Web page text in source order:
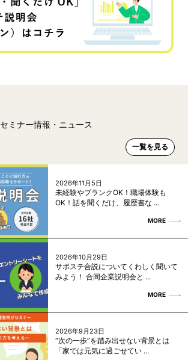
セミナー情報・ニュース
一覧を見る
2026年11月5日
未経験やブランクOK！職場体験も
OK！話を聞くだけ、履歴書な ...
MORE
2026年10月29日
サポステ合説についてくわしく聞いて
みよう！ 合同企業説明会と ...
MORE
2026年9月23日
“次の一歩”を踏み出せない背景とは
「家では元気に過ごせてい ...